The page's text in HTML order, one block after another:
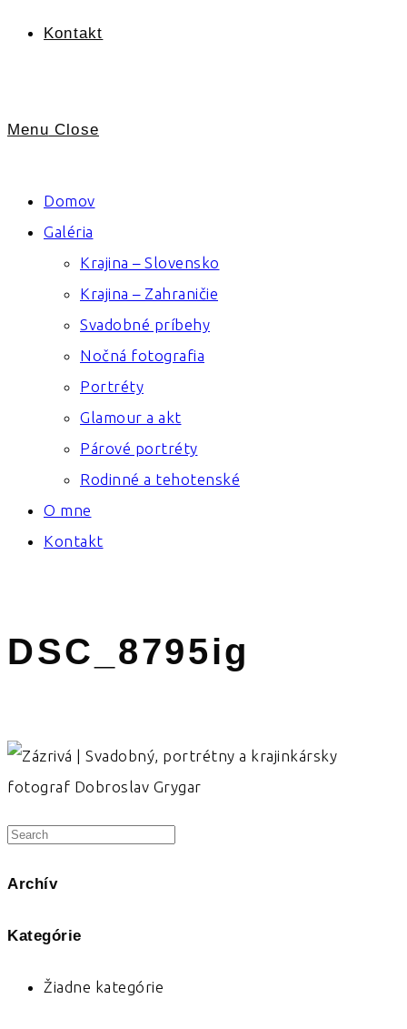
Kontakt
Menu Close
Domov
Galéria
Krajina – Slovensko
Krajina – Zahraničie
Svadobné príbehy
Nočná fotografia
Portréty
Glamour a akt
Párové portréty
Rodinné a tehotenské
O mne
Kontakt
DSC_8795ig
Archív
Kategórie
Žiadne kategórie